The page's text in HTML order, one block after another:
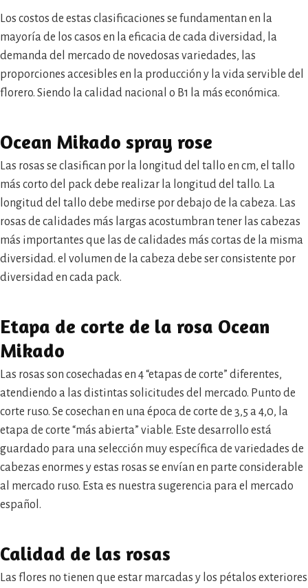
Los costos de estas clasificaciones se fundamentan en la
mayoría de los casos en la eficacia de cada diversidad, la
demanda del mercado de novedosas variedades, las
proporciones accesibles en la producción y la vida servible del
florero. Siendo la calidad nacional o B1 la más económica.
Ocean Mikado spray rose
Las rosas se clasifican por la longitud del tallo en cm, el tallo
más corto del pack debe realizar la longitud del tallo. La
longitud del tallo debe medirse por debajo de la cabeza. Las
rosas de calidades más largas acostumbran tener las cabezas
más importantes que las de calidades más cortas de la misma
diversidad. el volumen de la cabeza debe ser consistente por
diversidad en cada pack.
Etapa de corte de la rosa Ocean
Mikado
Las rosas son cosechadas en 4 “etapas de corte” diferentes,
atendiendo a las distintas solicitudes del mercado. Punto de
corte ruso. Se cosechan en una época de corte de 3,5 a 4,0, la
etapa de corte “más abierta” viable. Este desarrollo está
guardado para una selección muy específica de variedades de
cabezas enormes y estas rosas se envían en parte considerable
al mercado ruso. Esta es nuestra sugerencia para el mercado
español.
Calidad de las rosas
Las flores no tienen que estar marcadas y los pétalos exteriores